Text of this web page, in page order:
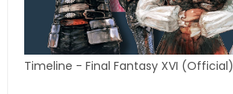
Timeline - Final Fantasy XVI (Official)